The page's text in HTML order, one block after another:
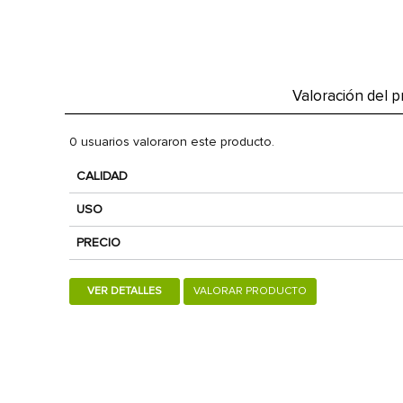
Valoración del
0 usuarios valoraron este producto.
CALIDAD
USO
PRECIO
VER DETALLES VALORAR PRODUCTO